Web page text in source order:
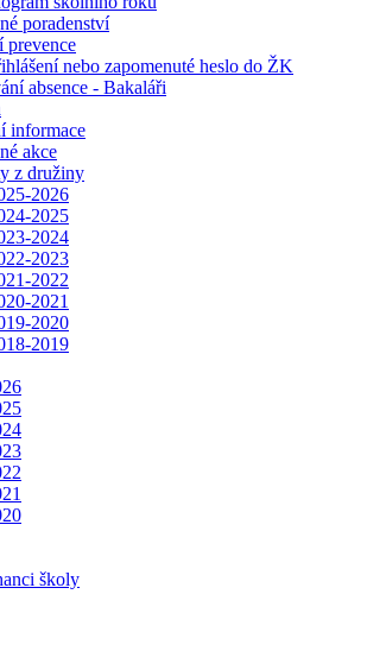
poradenství
prevence
nebo zapomenuté heslo do ŽK
absence - Bakaláři
informace
akce
z družiny
2026
2025
2024
2023
2022
2021
2020
2019
školy